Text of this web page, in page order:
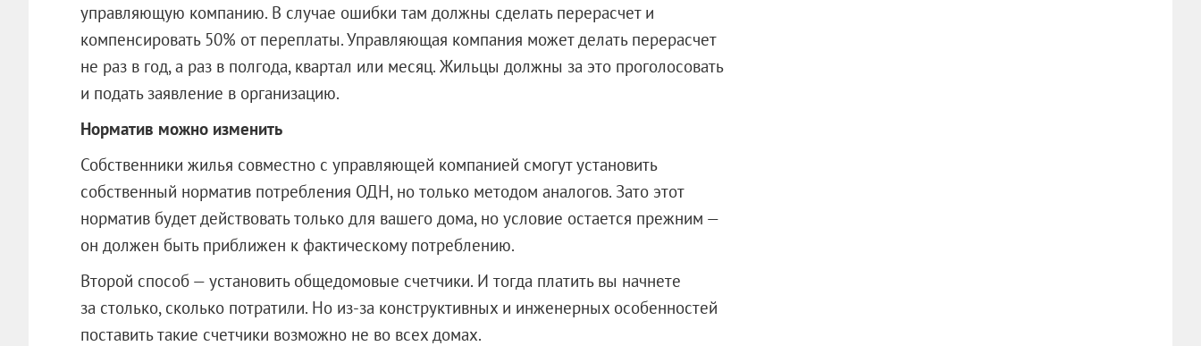
управляющую компанию. В случае ошибки там должны сделать перерасчет и
компенсировать 50% от переплаты. Управляющая компания может делать перерасчет
не раз в год, а раз в полгода, квартал или месяц. Жильцы должны за это проголосовать
и подать заявление в организацию.
Норматив можно изменить
Собственники жилья совместно с управляющей компанией смогут установить
собственный норматив потребления ОДН, но только методом аналогов. Зато этот
норматив будет действовать только для вашего дома, но условие остается прежним —
он должен быть приближен к фактическому потреблению.
Второй способ — установить общедомовые счетчики. И тогда платить вы начнете
за столько, сколько потратили. Но из-за конструктивных и инженерных особенностей
поставить такие счетчики возможно не во всех домах.